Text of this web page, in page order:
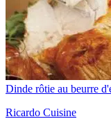
Dinde rôtie au beurre
Ricardo Cuisine